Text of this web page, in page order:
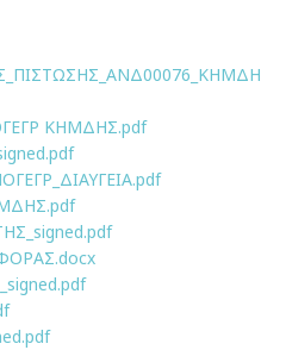
ΚΗΜΔΗΣ.pdf